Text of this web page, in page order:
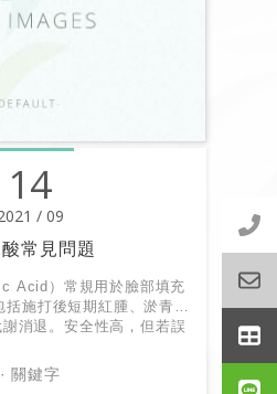
14
/ 09
常見問題
Acid）常規用於臉部填充
施打後短期紅腫、淤青，
消退。安全性高，但若誤
低副作用，術後需加強保
溫與大力搓揉。